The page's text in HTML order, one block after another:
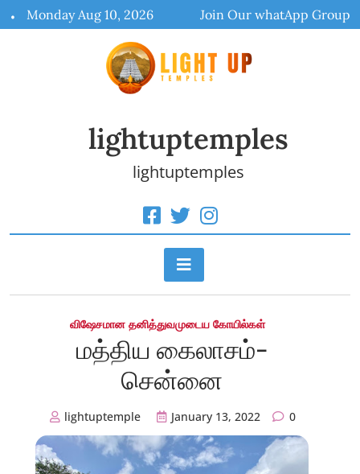
to
Monday Aug 10, 2026 Join Our whatApp Group
lightuptemples
lightuptemples
விஷேசமான தனித்துவமுடைய கோயில்கள்
மத்திய கைலாசம்-
சென்னை
lightuptemple January 13, 2022 0